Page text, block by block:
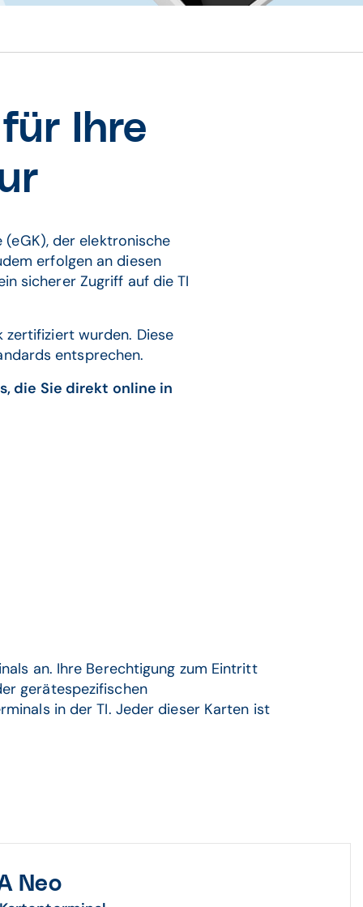
Ihre
der elektronische
erfolgen an diesen
sicherer Zugriff auf die TI
wurden. Diese
entsprechen.
die Sie direkt online in
an. Ihre Berechtigung zum Eintritt
gerätespezifischen
in der TI. Jeder dieser Karten ist
Neo